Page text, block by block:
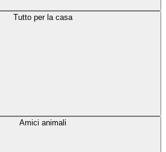
Tutto per la casa
Amici animali